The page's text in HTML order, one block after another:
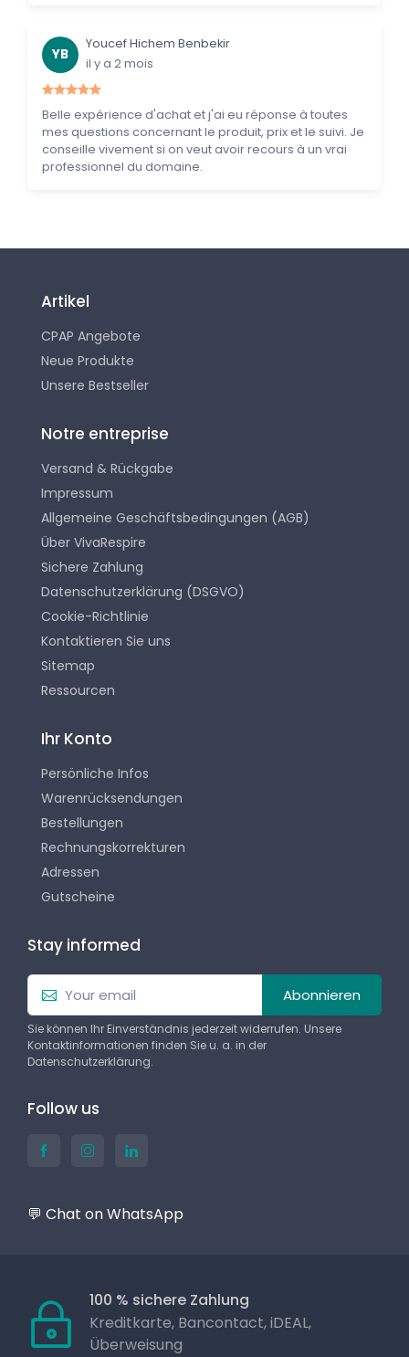
YB
Youcef Hichem Benbekir
il y a 2 mois
Belle expérience d'achat et j'ai eu réponse à toutes
mes questions concernant le produit, prix et le suivi. Je
conseille vivement si on veut avoir recours à un vrai
professionnel du domaine.
Artikel
CPAP Angebote
Neue Produkte
Unsere Bestseller
Notre entreprise
Versand & Rückgabe
Impressum
Allgemeine Geschäftsbedingungen (AGB)
Über VivaRespire
Sichere Zahlung
Datenschutzerklärung (DSGVO)
Cookie-Richtlinie
Kontaktieren Sie uns
Sitemap
Ressourcen
Ihr Konto
Persönliche Infos
Warenrücksendungen
Bestellungen
Rechnungskorrekturen
Adressen
Gutscheine
Stay informed
Abonnieren
Sie können Ihr Einverständnis jederzeit widerrufen. Unsere
Kontaktinformationen finden Sie u. a. in der
Datenschutzerklärung.
Follow us
💬 Chat on WhatsApp
100 % sichere Zahlung
Kreditkarte, Bancontact, iDEAL,
Überweisung